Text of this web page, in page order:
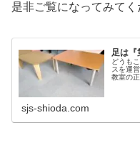
是非ご覧になってみてく
足は『
どうも
スを運
教室の
sjs-shioda.com